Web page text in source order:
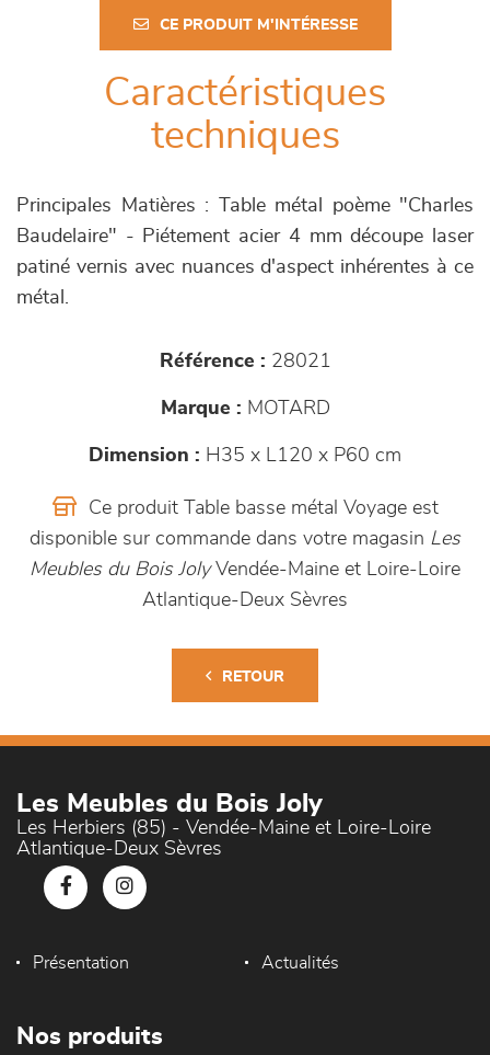
CE PRODUIT M'INTÉRESSE
Caractéristiques
techniques
Principales Matières : Table métal poème "Charles
Baudelaire" - Piétement acier 4 mm découpe laser
patiné vernis avec nuances d'aspect inhérentes à ce
métal.
Référence : 28021
Marque : MOTARD
Dimension : H35 x L120 x P60 cm
Ce produit Table basse métal Voyage est
disponible sur commande dans votre magasin Les
Meubles du Bois JolyVendée-Maine et Loire-Loire
Atlantique-Deux Sèvres
RETOUR
Les Meubles du Bois Joly
Les Herbiers (85) - Vendée-Maine et Loire-Loire
Atlantique-Deux Sèvres
Présentation Actualités
Nos produits